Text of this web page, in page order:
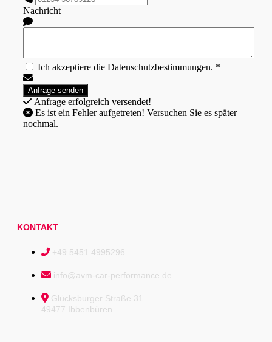
Nachricht
Ich akzeptiere die Datenschutzbestimmungen. *
Anfrage erfolgreich versendet!
nochmal.
KONTAKT
+49 5451 4995296
info@avm-car-performance.de
Glücksburger Straße 31
49477 Ibbenbüren